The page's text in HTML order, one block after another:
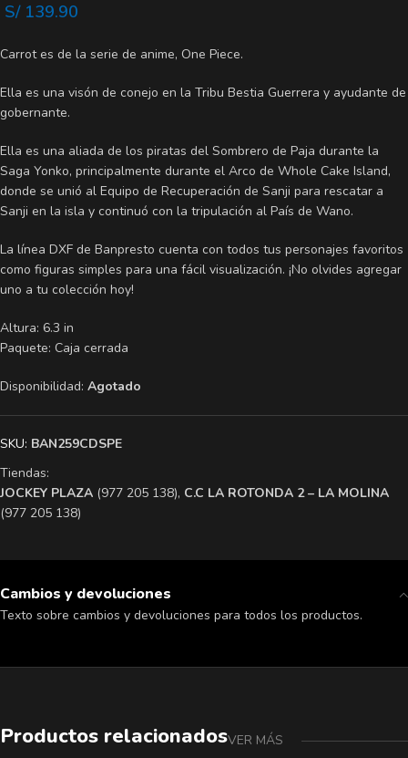
S/139.90
Carrot es de la serie de anime, One Piece.
Ella es una visón de conejo en la Tribu Bestia Guerrera y ayudante de
gobernante.
Ella es una aliada de los piratas del Sombrero de Paja durante la
Saga Yonko, principalmente durante el Arco de Whole Cake Island,
donde se unió al Equipo de Recuperación de Sanji para rescatar a
Sanji en la isla y continuó con la tripulación al País de Wano.
La línea DXF de Banpresto cuenta con todos tus personajes favoritos
como figuras simples para una fácil visualización. ¡No olvides agregar
uno a tu colección hoy!
Altura: 6.3 in
Paquete: Caja cerrada
Disponibilidad: Agotado
SKU: BAN259CDSPE
Tiendas:
​JOCKEY PLAZA (977 205 138), ​C.C LA ROTONDA 2 – LA MOLINA
(977 205 138)
Cambios y devoluciones
Texto sobre cambios y devoluciones para todos los productos.
Productos relacionadosVER MÁS